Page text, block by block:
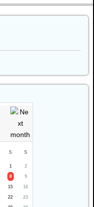
S S
1 2
8 9
15 16
22 23